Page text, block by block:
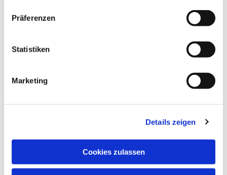
Präferenzen
Statistiken
Marketing
Details zeigen
Cookies zulassen